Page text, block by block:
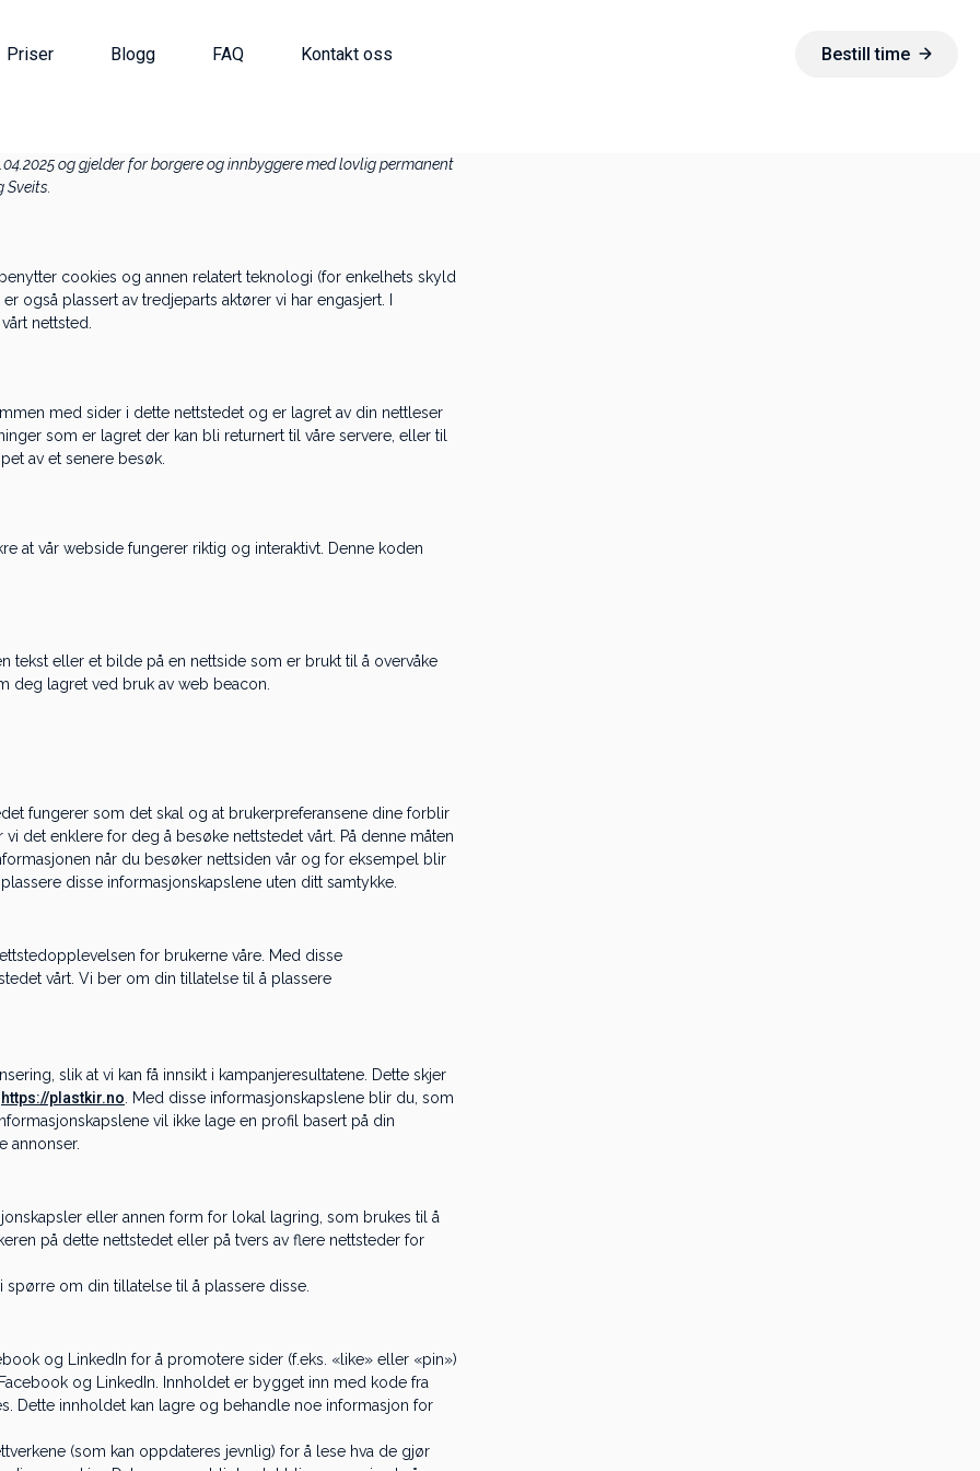
Priser Blogg FAQ Kontakt oss Bestill time
og gjelder for borgere og innbyggere med lovlig permanent
cookies og annen relatert teknologi (for enkelhets skyld
også plassert av tredjeparts aktører vi har engasjert. I
nettsted.
med sider i dette nettstedet og er lagret av din nettleser
som er lagret der kan bli returnert til våre servere, eller til
av et senere besøk.
at vår webside fungerer riktig og interaktivt. Denne koden
tekst eller et bilde på en nettside som er brukt til å overvåke
deg lagret ved bruk av web beacon.
fungerer som det skal og at brukerpreferansene dine forblir
det enklere for deg å besøke nettstedet vårt. På denne måten
når du besøker nettsiden vår og for eksempel blir
disse informasjonskapslene uten ditt samtykke.
for brukerne våre. Med disse
vårt. Vi ber om din tillatelse til å plassere
slik at vi kan få innsikt i kampanjeresultatene. Dette skjer
https://plastkir.no . Med disse informasjonskapslene blir du, som
vil ikke lage en profil basert på din
annonser.
eller annen form for lokal lagring, som brukes til å
på dette nettstedet eller på tvers av flere nettsteder for
om din tillatelse til å plassere disse.
og LinkedIn for å promotere sider (f.eks. «like» eller «pin»)
og LinkedIn. Innholdet er bygget inn med kode fra
Dette innholdet kan lagre og behandle noe informasjon for
(som kan oppdateres jevnlig) for å lese hva de gjør